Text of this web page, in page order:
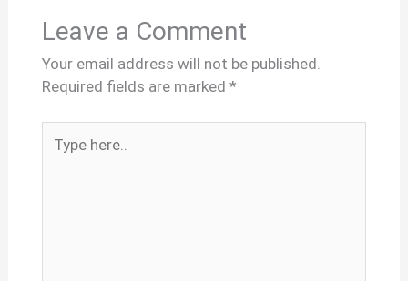
Leave a Comment
Your email address will not be published.
Required fields are marked *
here..